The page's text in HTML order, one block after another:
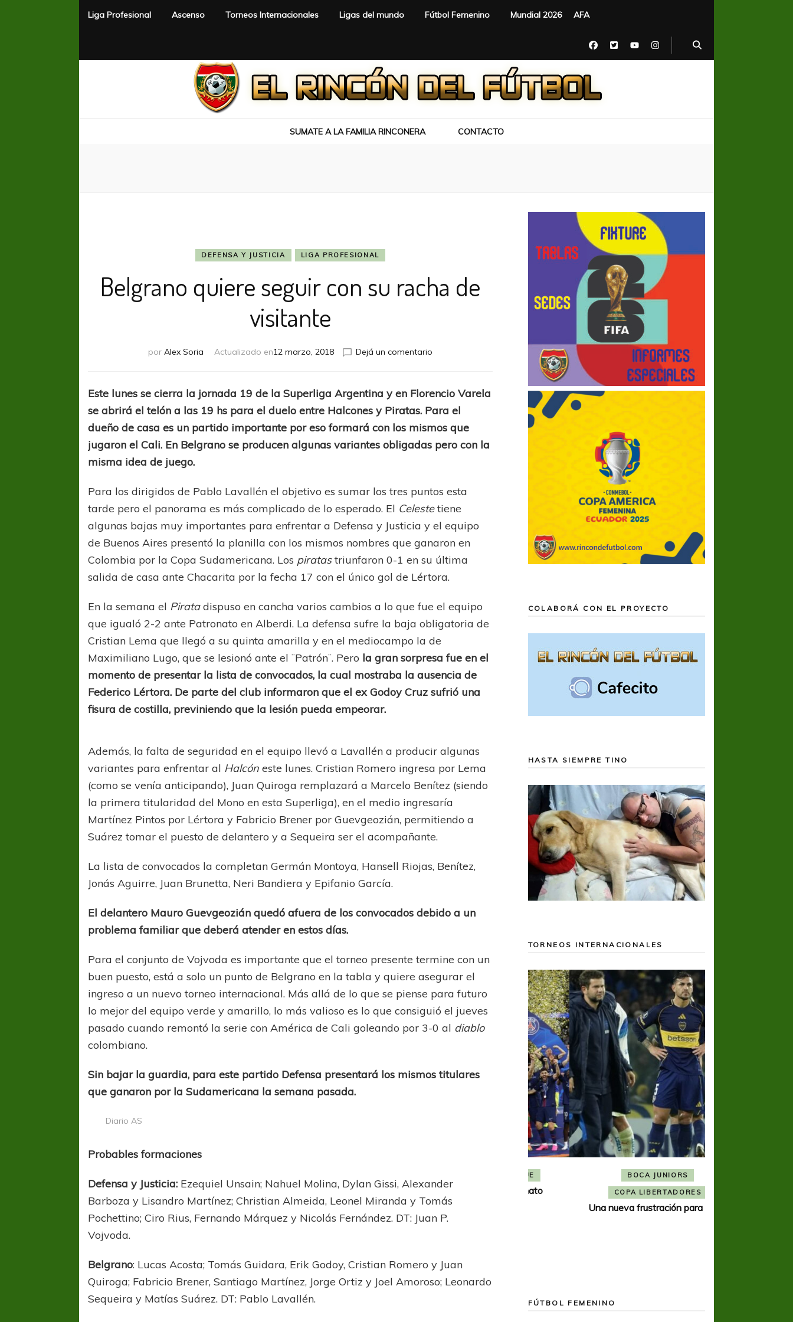
Liga Profesional Ascenso Torneos Internacionales Ligas del mundo Fútbol Femenino Mundial 2026 AFA
SUMATE A LA FAMILIA RINCONERA CONTACTO
DEFENSA Y JUSTICIA LIGA PROFESIONAL
Belgrano quiere seguir con su racha de
visitante
por Alex Soria Actualizado en12 marzo, 2018 Dejá un comentario
seguir
con
su
racha
visitante
Este lunes se cierra la jornada 19 de la Superliga Argentina y en Florencio Varela
se abrirá el telón a las 19 hs para el duelo entre Halcones y Piratas. Para el
dueño de casa es un partido importante por eso formará con los mismos que
jugaron el Cali. En Belgrano se producen algunas variantes obligadas pero con la
misma idea de juego.
Para los dirigidos de Pablo Lavallén el objetivo es sumar los tres puntos esta
tarde pero el panorama es más complicado de lo esperado. El Celestetiene
algunas bajas muy importantes para enfrentar a Defensa y Justicia y el equipo
de Buenos Aires presentó la planilla con los mismos nombres que ganaron en
Colombia por la Copa Sudamericana. Los piratastriunfaron 0-1 en su última
salida de casa ante Chacarita por la fecha 17 con el único gol de Lértora.
En la semana el Piratadispuso en cancha varios cambios a lo que fue el equipo
que igualó 2-2 ante Patronato en Alberdi. La defensa sufre la baja obligatoria de
Cristian Lema que llegó a su quinta amarilla y en el mediocampo la de
Maximiliano Lugo, que se lesionó ante el ¨Patrón¨. Pero la gran sorpresa fue en el
momento de presentar la lista de convocados, la cual mostraba la ausencia de
Federico Lértora. De parte del club informaron que el ex Godoy Cruz sufrió una
fisura de costilla, previniendo que la lesión pueda empeorar.
Además, la falta de seguridad en el equipo llevó a Lavallén a producir algunas
variantes para enfrentar al Halcón este lunes. Cristian Romero ingresa por Lema
(como se venía anticipando), Juan Quiroga remplazará a Marcelo Benítez (siendo
la primera titularidad del Mono en esta Superliga), en el medio ingresaría
Martínez Pintos por Lértora y Fabricio Brener por Guevgeozián, permitiendo a
Suárez tomar el puesto de delantero y a Sequeira ser el acompañante.
La lista de convocados la completan Germán Montoya, Hansell Riojas, Benítez,
Jonás Aguirre, Juan Brunetta, Neri Bandiera y Epifanio García.
El delantero Mauro Guevgeozián quedó afuera de los convocados debido a un
problema familiar que deberá atender en estos días.
Para el conjunto de Vojvoda es importante que el torneo presente termine con un
buen puesto, está a solo un punto de Belgrano en la tabla y quiere asegurar el
ingreso a un nuevo torneo internacional. Más allá de lo que se piense para futuro
lo mejor del equipo verde y amarillo, lo más valioso es lo que consiguió el jueves
pasado cuando remontó la serie con América de Cali goleando por 3-0 al diablo
colombiano.
Sin bajar la guardia, para este partido Defensa presentará los mismos titulares
que ganaron por la Sudamericana la semana pasada.
Diario AS
Probables formaciones
Defensa y Justicia: Ezequiel Unsain; Nahuel Molina, Dylan Gissi, Alexander
Barboza y Lisandro Martínez; Christian Almeida, Leonel Miranda y Tomás
Pochettino; Ciro Rius, Fernando Márquez y Nicolás Fernández. DT: Juan P.
Vojvoda.
Belgrano: Lucas Acosta; Tomás Guidara, Erik Godoy, Cristian Romero y Juan
Quiroga; Fabricio Brener, Santiago Martínez, Jorge Ortiz y Joel Amoroso; Leonardo
Sequeira y Matías Suárez. DT: Pablo Lavallén.
COLABORÁ CON EL PROYECTO
HASTA SIEMPRE TINO
TORNEOS INTERNACIONALES
COPA SUDAMERICANA TIGRE
A pesar de la derrota Tigre avanzó a
Sur Defendido PSG celebró el bicampeonato
BOCA JUNIORS
COPA LIBERTADORES
Una nueva frustración para Boca
FÚTBOL FEMENINO